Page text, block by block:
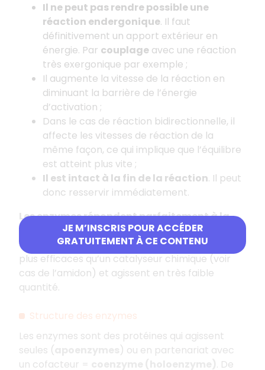
JE M’INSCRIS POUR ACCÉDER
GRATUITEMENT À CE CONTENU
Il ne peut pas rendre possible une
réaction endergonique. Il faut
définitivement un apport extérieur en
énergie. Par couplage avec une réaction
très exergonique par exemple ;
Il augmente la vitesse de la réaction en
diminuant la barrière de l’énergie
d’activation ;
Dans le cas de réaction bidirectionnelle, il
affecte les vitesses de réaction de la
même façon, ce qui implique que l’équilibre
est atteint plus vite ;
Il est intact à la fin de la réaction. Il peut
donc resservir immédiatement.
Les enzymes répondent parfaitement à la
définition d’un catalyseur : ce sont des
catalyseurs biologiques !Les enzymes sont
plus efficaces qu’un catalyseur chimique (voir
cas de l’amidon) et agissent en très faible
quantité.
Structure des enzymes
Les enzymes sont des protéines qui agissent
seules (
) ou en partenariat avec
un cofacteur =
. De